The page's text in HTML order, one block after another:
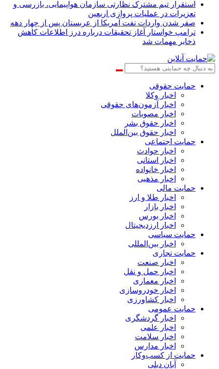
استقرار تیم مشترک نظارتی سازمان هواپیمایی، بازرسی و
تعزیرات در عملیات پروازی اربعین
صفر شدن واردات نفت آمریکا از عربستان پس از چهار دهه
ترامپ خواستار آغاز تحقیقات درباره درز اطلاعات کاهش
ذخایر مهمات شد
حمایت حقوقی
اخبار وکلا
اخبار آزمون‌های حقوقی
اخبار مصوبات
اخبار حقوق بشر
اخبار حقوق بین‌الملل
حمایت اجتماعی
اخبار حوادث
اخبار استانی
اخبار خانواده
اخبار مذهبی
حمایت مالی
اخبار طلا و ارز
اخبار بازار
اخبار بورس
اخبار ارزدیجیتال
حمایت سیاسی
اخبار بین‌المللی
حمایت تجاری
اخبار صنعت
اخبار حمل و نقل
اخبار معماری
اخبار خودروسازی
اخبار کشاورزی
حمایت عمومی
اخبار گردشگری
اخبار علمی
اخبار سلامت
اخبار مدارس
حمایت از کسب‌وکار
آبان دیلی